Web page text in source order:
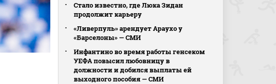
Стало известно, где Люка Зидан
продолжит карьеру
«Ливерпуль» арендует Араухо у
«Барселоны» — СМИ
Инфантино во время работы генсеком
УЕФА повысил любовницу в
должности и добился выплаты ей
выходного пособия — СМИ